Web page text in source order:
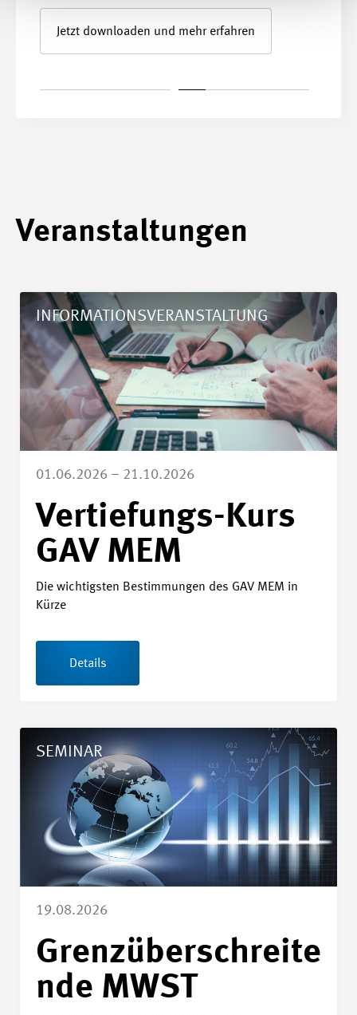
Jetzt downloaden und mehr erfahren
Veranstaltungen
INFORMATIONSVERANSTALTUNG
01.06.2026 – 21.10.2026
Vertiefungs-Kurs
GAV MEM
Die wichtigsten Bestimmungen des GAV MEM in
Kürze
Details
Details Vertiefungs-Kurs GAV MEM
SEMINAR
19.08.2026
Grenzüberschreite
nde MWST
Details Grenzüberschreitende MWST